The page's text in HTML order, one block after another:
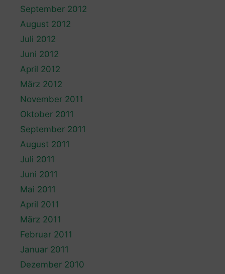
September 2012
August 2012
Juli 2012
Juni 2012
April 2012
März 2012
November 2011
Oktober 2011
September 2011
August 2011
Juli 2011
Juni 2011
Mai 2011
April 2011
März 2011
Februar 2011
Januar 2011
Dezember 2010